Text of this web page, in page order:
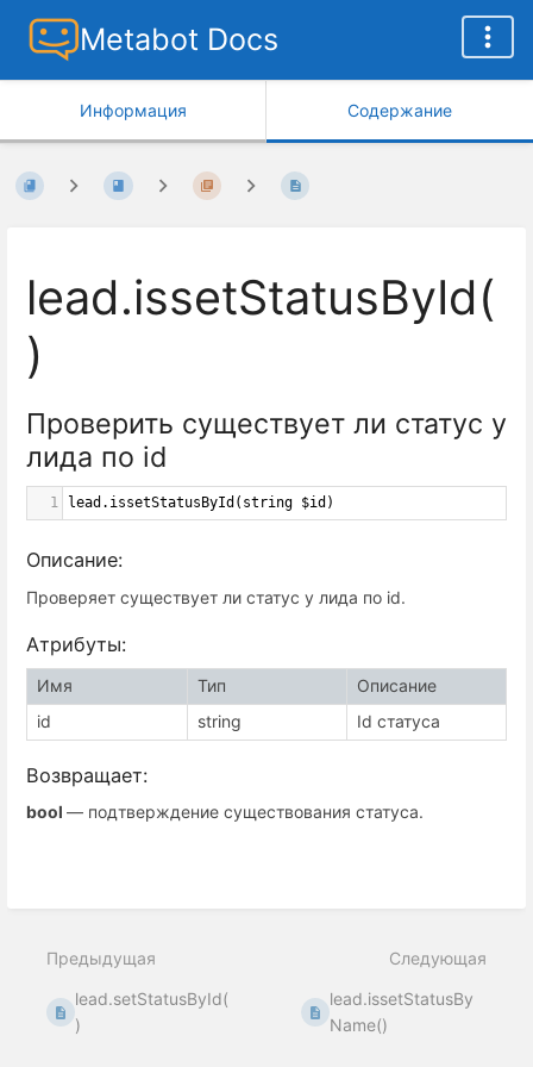
Metabot Docs
Информация Содержание
lead.issetStatusById(
)
Проверить существует ли статус у
лида по id
1 lead . issetStatusById ( string $id )
Описание:
Проверяет существует ли статус у лида по id.
Атрибуты:
Имя Тип
Описание
id
string Id статуса
Возвращает:
bool — подтверждение существования статуса.
Предыдущая
lead.setStatusById(
)
Следующая
lead.issetStatusBy
Name()